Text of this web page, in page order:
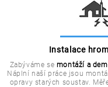
Instalace
Zabýváme se montáží a
Náplní naší práce jsou
opravy starých soustav.